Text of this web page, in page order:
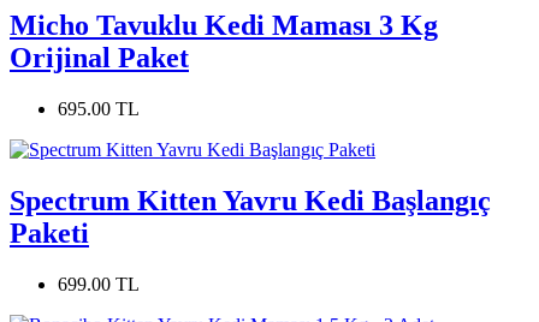
Micho Tavuklu Kedi Maması 3 Kg
Orijinal Paket
695.00 TL
Spectrum Kitten Yavru Kedi Başlangıç
Paketi
699.00 TL